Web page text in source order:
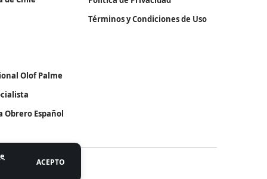
ACEPTO
Olof Palme
Obrero Español
Términos y Condiciones de Uso